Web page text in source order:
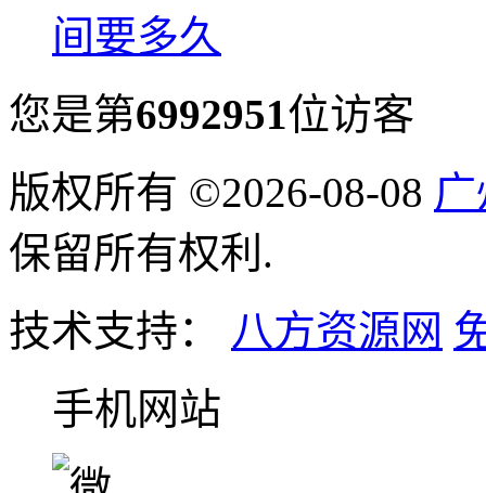
间要多久
您是第6992951位访客
版权所有 ©2026-08-08
保留所有权利.
技术支持： 八方资源网
手机网站